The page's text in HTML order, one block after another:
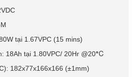
tại 1.67VPC (15 mins)
18Ah tại 1.80VPC/ 20Hr @20°C
182x77x166x166 (±1mm)